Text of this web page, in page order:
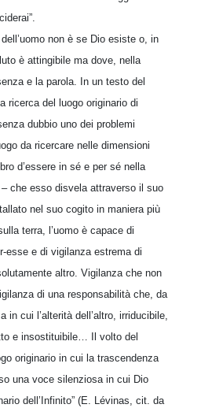
non è se Dio esiste o, in
è attingibile ma dove, nella
e la parola. In un testo del
ricerca del luogo originario di
dubbio uno dei problemi
da ricercare nelle dimensioni
d’essere in sé e per sé nella
che esso disvela attraverso il suo
nel suo cogito in maniera più
terra, l’uomo è capace di
esse e di vigilanza estrema di
altro. Vigilanza che non
di una responsabilità che, da
in cui l’alterità dell’altro, irriducibile,
e insostituibile… Il volto del
originario in cui la trascendenza
una voce silenziosa in cui Dio
dell’Infinito” (E. Lévinas, cit. da